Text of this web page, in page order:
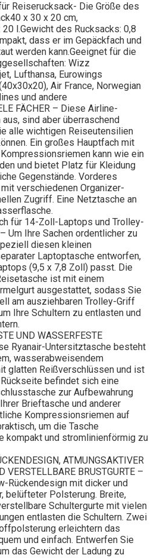
Reiserucksack- Die Größe des
x 30 x 20 cm,
l.Gewicht des Rucksacks: 0,8
dass er im Gepäckfach und
werden kann.Geeignet für die
Wizz
Lufthansa, Eurowings
Air France, Norwegian
und andere
FÄCHER – Diese Airline-
sind aber überraschend
alle wichtigen Reiseutensilien
Ein großes Hauptfach mit
kann wie ein
und bietet Platz für Kleidung
Gegenstände. Vorderes
verschiedenen Organizer-
Zugriff. Eine Netztasche an
für 14-Zoll-Laptops und Trolley-
Um Ihre Sachen ordentlicher zu
diesen kleinen
Laptoptasche entworfen,
(9,5 x 7,8 Zoll) passt. Die
ist mit einem
ausgestattet, sodass Sie
am ausziehbaren Trolley-Griff
Ihre Schultern zu entlasten und
UND WASSERFESTE
Ryanair-Untersitztasche besteht
wasserabweisendem
glatten Reißverschlüssen und ist
befindet sich eine
zur Aufbewahrung
Brieftasche und anderer
Kompressionsriemen auf
um die Tasche
kompakt und stromlinienförmig zu
ATMUNGSAKTIVER
VERSTELLBARE BRUSTGURTE –
Rückendesign mit dicker und
belüfteter Polsterung. Breite,
Schultergurte mit vielen
entlasten die Schultern. Zwei
erleichtern das
und einfach. Entwerfen Sie
das Gewicht der Ladung zu